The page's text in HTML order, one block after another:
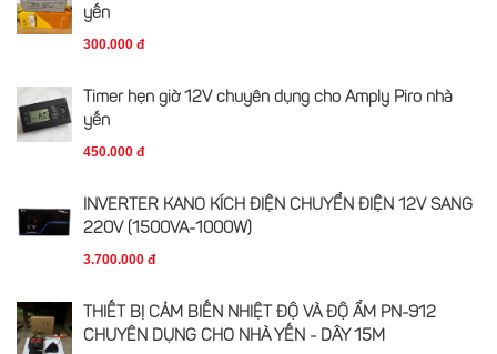
yến
300.000 đ
Timer hẹn giờ 12V chuyên dụng cho Amply Piro nhà
yến
450.000 đ
INVERTER KANO KÍCH ĐIỆN CHUYỂN ĐIỆN 12V SANG
220V (1500VA-1000W)
3.700.000 đ
THIẾT BỊ CẢM BIẾN NHIỆT ĐỘ VÀ ĐỘ ẨM PN-912
CHUYÊN DỤNG CHO NHÀ YẾN - DÂY 15M